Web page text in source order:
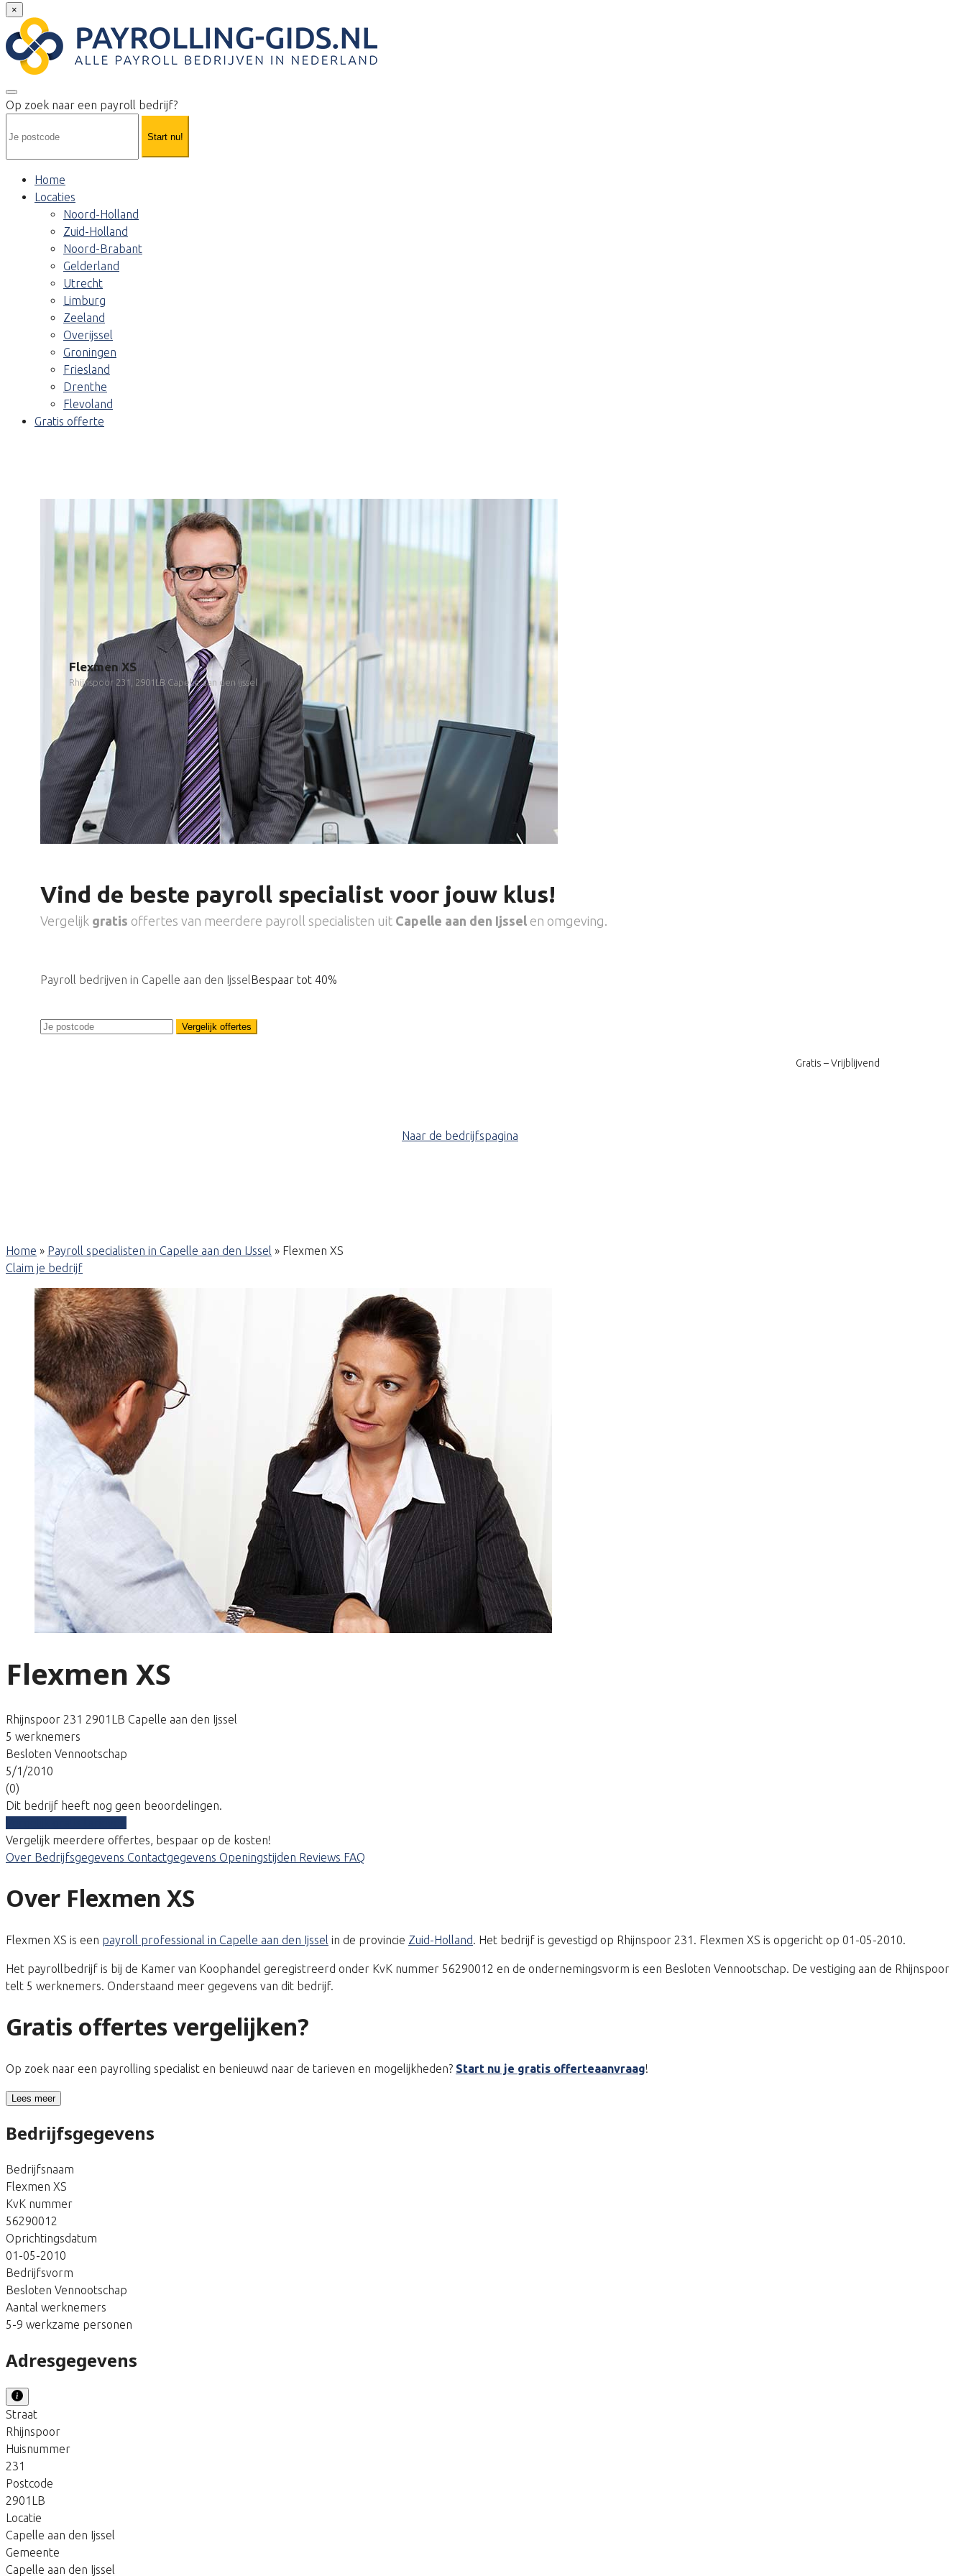
×
Op zoek naar een payroll bedrijf?
Start nu!
Home
Locaties
Noord-Holland
Zuid-Holland
Noord-Brabant
Gelderland
Utrecht
Limburg
Zeeland
Overijssel
Groningen
Friesland
Drenthe
Flevoland
Gratis offerte
Flexmen XS
Rhijnspoor 231, 2901LB Capelle aan den Ijssel
Vind de beste payroll specialist voor jouw klus!
Vergelijk gratis offertes van meerdere payroll specialisten uit Capelle aan den Ijssel en omgeving.
Payroll bedrijven in Capelle aan den IjsselBespaar tot 40%
Vergelijk offertes
Gratis – Vrijblijvend
Naar de bedrijfspagina
Home » Payroll specialisten in Capelle aan den IJssel » Flexmen XS
Claim je bedrijf
Flexmen XS
Rhijnspoor 231 2901LB Capelle aan den Ijssel
5 werknemers
Besloten Vennootschap
5/1/2010
(0)
Dit bedrijf heeft nog geen beoordelingen.
Vergelijk meerdere offertes, bespaar op de kosten!
Over Bedrijfsgegevens Contactgegevens Openingstijden Reviews FAQ
Over Flexmen XS
Flexmen XS is een payroll professional in Capelle aan den Ijssel in de provincie Zuid-Holland. Het bedrijf is gevestigd op Rhijnspoor 231. Flexmen XS is opgericht op 01-05-2010.
Het payrollbedrijf is bij de Kamer van Koophandel geregistreerd onder KvK nummer 56290012 en de ondernemingsvorm is een Besloten Vennootschap. De vestiging aan de Rhijnspoor
telt 5 werknemers. Onderstaand meer gegevens van dit bedrijf.
Gratis offertes vergelijken?
Op zoek naar een payrolling specialist en benieuwd naar de tarieven en mogelijkheden? Start nu je gratis offerteaanvraag!
Lees meer
Bedrijfsgegevens
Bedrijfsnaam
Flexmen XS
KvK nummer
56290012
Oprichtingsdatum
01-05-2010
Bedrijfsvorm
Besloten Vennootschap
Aantal werknemers
5-9 werkzame personen
Adresgegevens
Straat
Rhijnspoor
Huisnummer
231
Postcode
2901LB
Locatie
Capelle aan den Ijssel
Gemeente
Capelle aan den Ijssel